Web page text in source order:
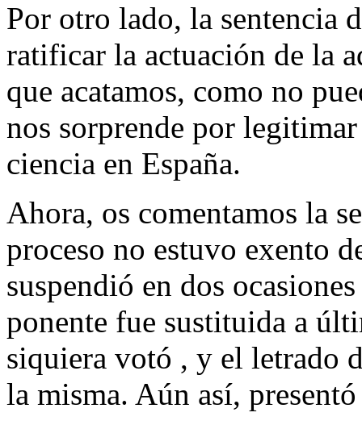
Por otro lado, la sentencia
ratificar la actuación de la
que acatamos, como no
nos sorprende por
ciencia en España.
Ahora, os comentamos la
proceso no estuvo exento
suspendió en dos
ponente fue sustituida a
siquiera votó , y el letrado
la misma. Aún así,